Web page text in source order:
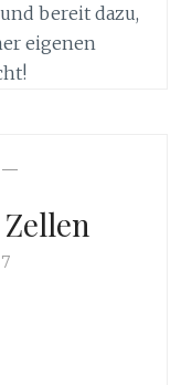
bereit dazu,
eigenen
—